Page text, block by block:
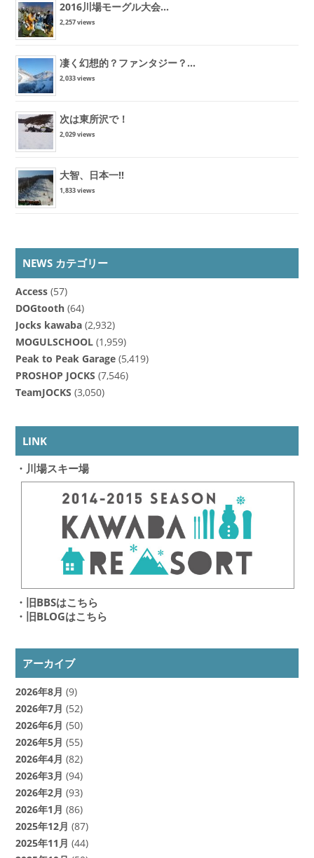
2016川場モーグル大会...
2,257 views
凄く幻想的？ファンタジー？...
2,033 views
次は東所沢で！
2,029 views
大智、日本一!!
1,833 views
NEWS カテゴリー
Access(57)
DOGtooth(64)
Jocks kawaba(2,932)
MOGULSCHOOL(1,959)
Peak to Peak Garage(5,419)
PROSHOP JOCKS (7,546)
TeamJOCKS (3,050)
LINK
・川場スキー場
・旧BBSはこちら
・旧BLOGはこちら
アーカイブ
2026年8月 (9)
2026年7月 (52)
2026年6月 (50)
2026年5月 (55)
2026年4月 (82)
2026年3月 (94)
2026年2月 (93)
2026年1月 (86)
2025年12月 (87)
2025年11月 (44)